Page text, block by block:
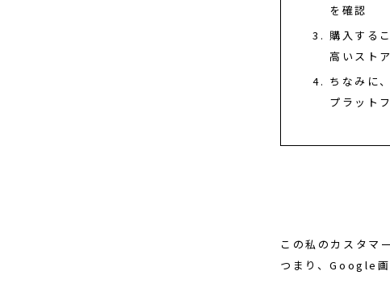
を確認
購入する
高いスト
ちなみに
プラット
この私のカスタマ
つまり、Google画